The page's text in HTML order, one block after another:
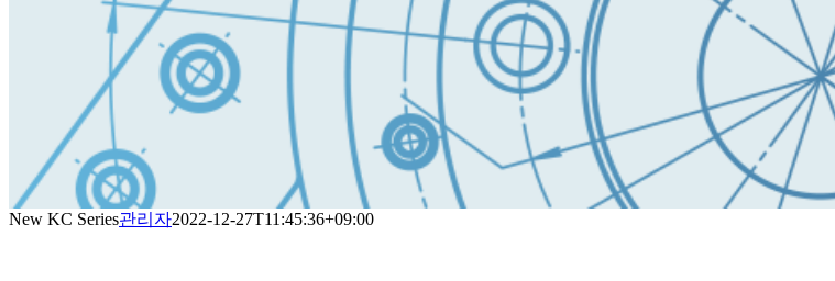
New KC Series관리자2022-12-27T11:45:36+09:00